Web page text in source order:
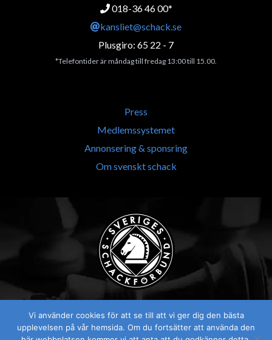
018-36 46 00*
kansliet@schack.se
Plusgiro: 65 22 - 7
*Telefontider är måndag till fredag 13:00 till 15.00.
Press
Medlemssystemet
Annonsering & sponsring
Om svenskt schack
Vi använder cookies för att se till att vi ger dig den bästa
upplevelsen på vår hemsida. Om du fortsätter att använda den